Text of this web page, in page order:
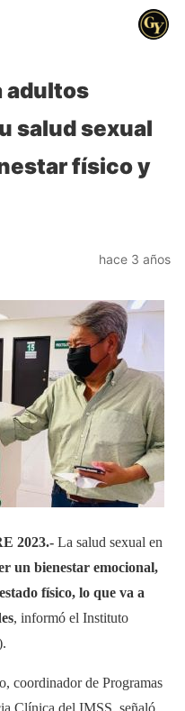
adultos
salud sexual
físico y
hace 3 años
2023.- La salud sexual en
un bienestar emocional,
físico, lo que va a
, informó el Instituto
coordinador de Programas
Clínica del IMSS, señaló